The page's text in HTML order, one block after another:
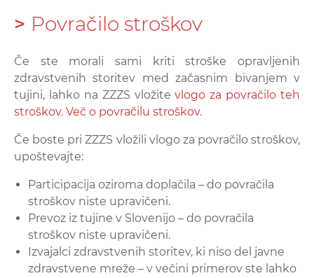
> Povračilo stroškov
Če ste morali sami kriti stroške opravljenih
zdravstvenih storitev med začasnim bivanjem v
tujini, lahko na ZZZS vložitevlogo za povračilo teh
stroškov. Več o povračilu stroškov.
Če boste pri ZZZS vložili vlogo za povračilo stroškov,
upoštevajte:
Participacija oziroma doplačila – do povračila
stroškov niste upravičeni.
Prevoz iz tujine v Slovenijo – do povračila
stroškov niste upravičeni.
Izvajalci zdravstvenih storitev, ki niso del javne
zdravstvene mreže – v večini primerov ste lahko